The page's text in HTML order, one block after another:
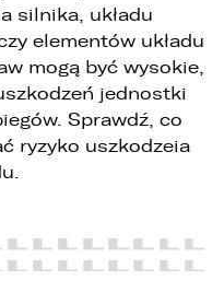
silnika, układu
elementów układu
mogą być wysokie,
jednostki
Sprawdź, co
ryzyko uszkodzeia